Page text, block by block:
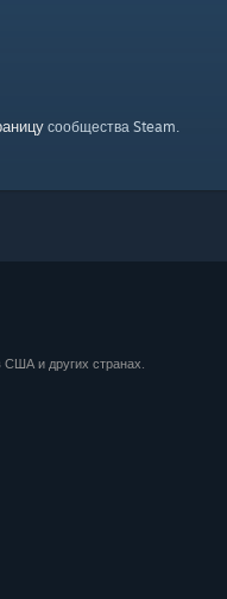
сообщества Steam.
и других странах.